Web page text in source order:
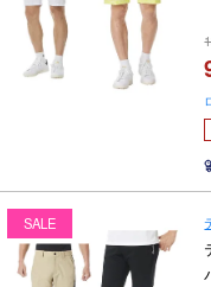
SALE